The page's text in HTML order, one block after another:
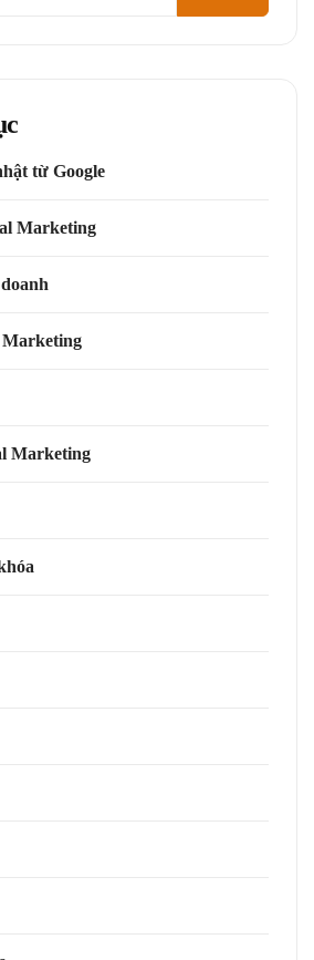
từ Google
Marketing
Marketing